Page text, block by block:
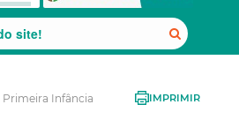
Primeira Infância IMPRIMIR